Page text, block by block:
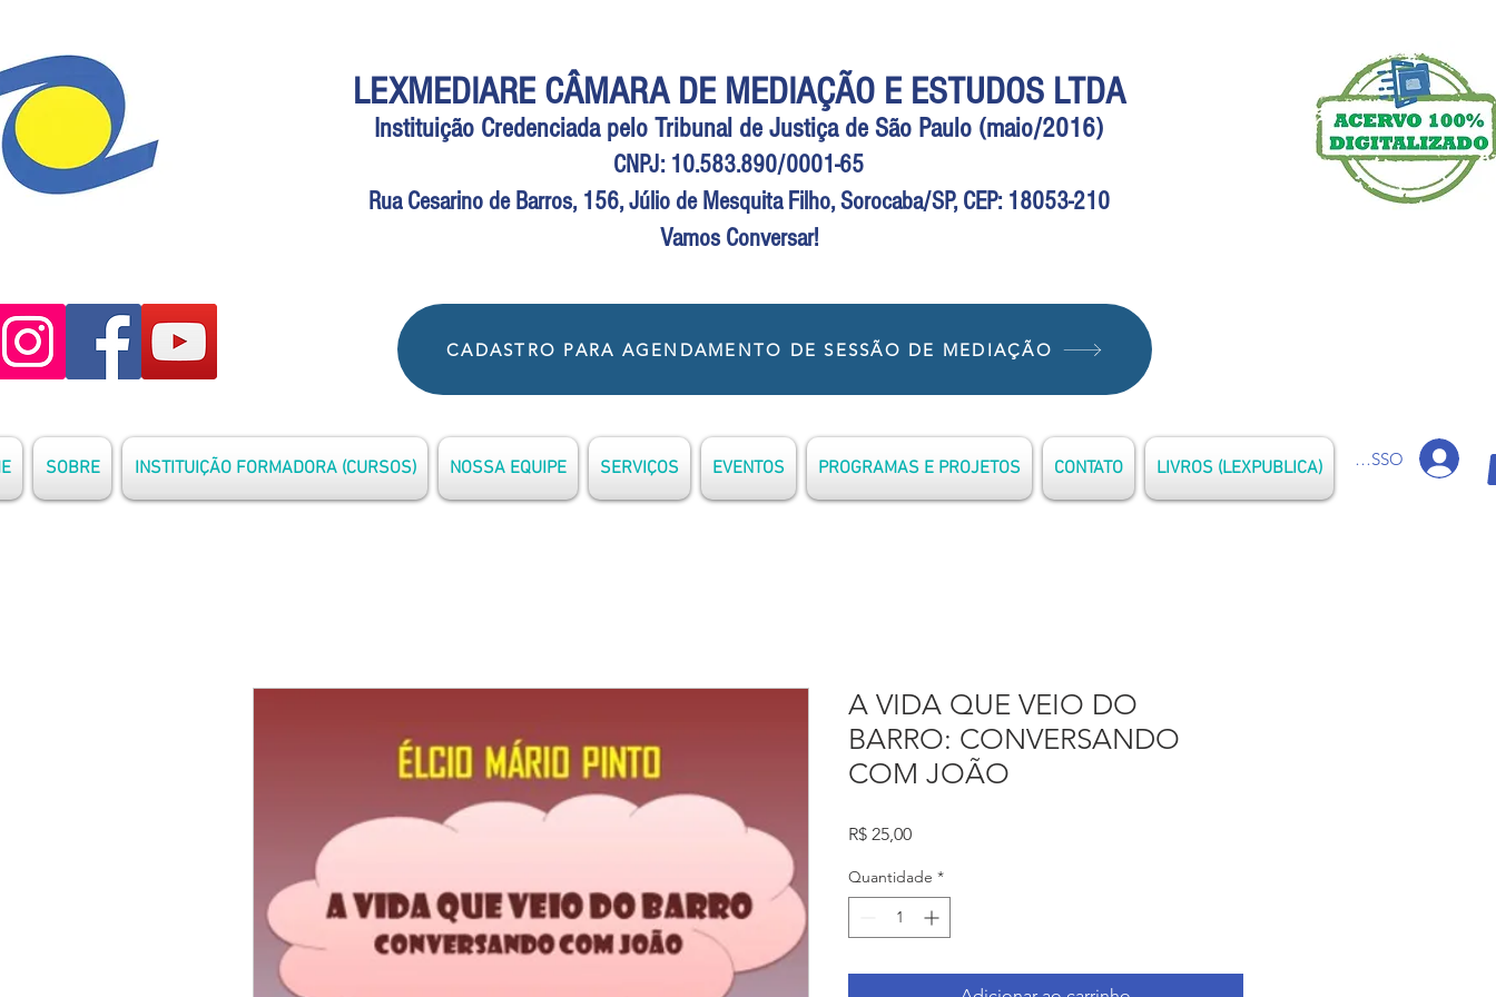
LEXMEDIARE CÂMARA DE MEDIAÇÃO E ESTUDOS LTDA
Instituição Credenciada pelo Tribunal de Justiça de São Paulo (maio/2016)
CNPJ: 10.583.890/0001-65
Rua Cesarino de Barros, 156, Júlio de Mesquita Filho, Sorocaba/SP, CEP: 18053-210
Vamos Conversar!
CADASTRO PARA AGENDAMENTO DE SESSÃO DE MEDIAÇÃO
SOBRE INSTITUIÇÃO FORMADORA (CURSOS) NOSSA EQUIPE SERVIÇOS EVENTOS PROGRAMAS E PROJETOS CONTATO LIVROS (LEXPUBLICA) ACESSO
A VIDA QUE VEIO DO
BARRO: CONVERSANDO
COM JOÃO
R$ 25,00Preço
Quantidade *